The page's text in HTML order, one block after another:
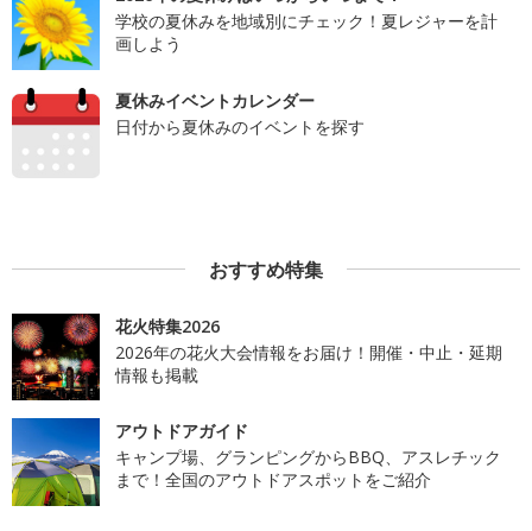
学校の夏休みを地域別にチェック！夏レジャーを計
画しよう
夏休みイベントカレンダー
日付から夏休みのイベントを探す
おすすめ特集
花火特集2026
2026年の花火大会情報をお届け！開催・中止・延期
情報も掲載
アウトドアガイド
キャンプ場、グランピングからBBQ、アスレチック
まで！全国のアウトドアスポットをご紹介